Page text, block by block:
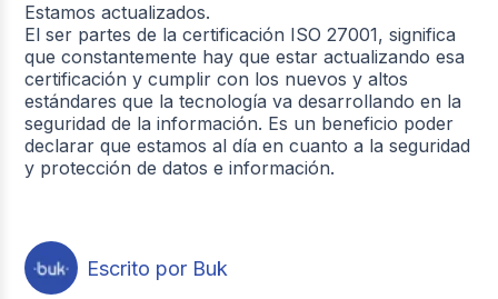
Estamos actualizados.
El ser partes de la certificación ISO 27001, significa
que constantemente hay que estar actualizando esa
certificación y cumplir con los nuevos y altos
estándares que la tecnología va desarrollando en la
seguridad de la información. Es un beneficio poder
declarar que estamos al día en cuanto a la seguridad
y protección de datos e información.
Escrito por Buk